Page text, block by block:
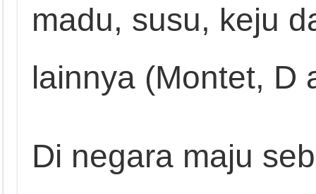
madu, susu, keju
lainnya (Montet, D
Di negara maju